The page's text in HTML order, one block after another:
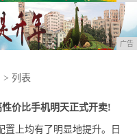
广告
> 列表
价比手机明天正式开卖!
置上均有了明显地提升。日